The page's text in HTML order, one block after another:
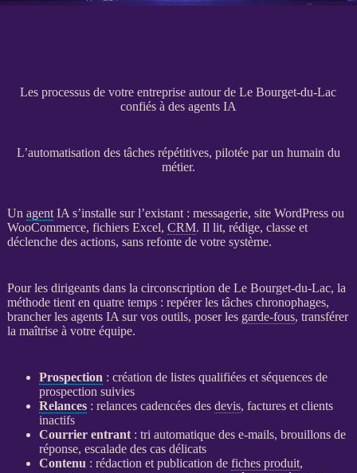
Les processus de votre entreprise autour de Le Bourget-du-Lac
confiés à des agents IA
L’automatisation des tâches répétitives, pilotée par un humain du
métier.
Un agent IA s’installe sur l’existant : messagerie, site WordPressou
WooCommerce, fichiers Excel, CRM. Il lit, rédige, classe et
déclenche des actions, sans refonte de votre système.
Pour les dirigeants dans la circonscription de Le Bourget-du-Lac, la
méthode tient en quatre temps : repérer les tâches chronophages,
brancher les agents IA sur vos outils, poser les garde-fous, transférer
la maîtrise à votre équipe.
Prospection : création de listes qualifiées et séquences de
prospection suivies
Relances: relancescadencées des devis, factures et clients
inactifs
Courrier entrant: tri automatique des e-mails, brouillons de
réponse, escalade des cas délicats
Contenu : rédaction et publication de fiches produit,